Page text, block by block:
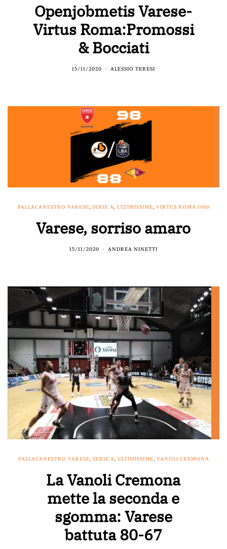
Openjobmetis Varese-
Virtus Roma:Promossi
& Bocciati
15/11/2020 ALESSIO TERESI
PALLACANESTRO VARESE, SERIE A, ULTIMISSIME, VIRTUS ROMA 1960
Varese, sorriso amaro
15/11/2020 ANDREA NINETTI
PALLACANESTRO VARESE SERIE A ULTIMISSIME VANOLI CREMONA
La Vanoli Cremona
mette la seconda e
sgomma: Varese
battuta 80-67